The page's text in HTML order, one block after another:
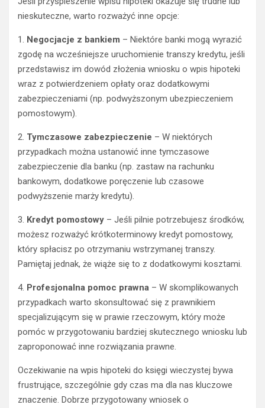
nieskuteczne, warto rozważyć inne opcje:
1. Negocjacje z bankiem – Niektóre banki mogą wyrazić
zgodę na wcześniejsze uruchomienie transzy kredytu, jeśli
przedstawisz im dowód złożenia wniosku o wpis hipoteki
wraz z potwierdzeniem opłaty oraz dodatkowymi
zabezpieczeniami (np. podwyższonym ubezpieczeniem
pomostowym).
2. Tymczasowe zabezpieczenie – W niektórych
przypadkach można ustanowić inne tymczasowe
zabezpieczenie dla banku (np. zastaw na rachunku
bankowym, dodatkowe poręczenie lub czasowe
podwyższenie marży kredytu).
3. Kredyt pomostowy – Jeśli pilnie potrzebujesz środków,
możesz rozważyć krótkoterminowy kredyt pomostowy,
który spłacisz po otrzymaniu wstrzymanej transzy.
Pamiętaj jednak, że wiąże się to z dodatkowymi kosztami.
4. Profesjonalna pomoc prawna – W skomplikowanych
przypadkach warto skonsultować się z prawnikiem
specjalizującym się w prawie rzeczowym, który może
pomóc w przygotowaniu bardziej skutecznego wniosku lub
zaproponować inne rozwiązania prawne.
Oczekiwanie na wpis hipoteki do księgi wieczystej bywa
frustrujące, szczególnie gdy czas ma dla nas kluczowe
znaczenie. Dobrze przygotowany wniosek o